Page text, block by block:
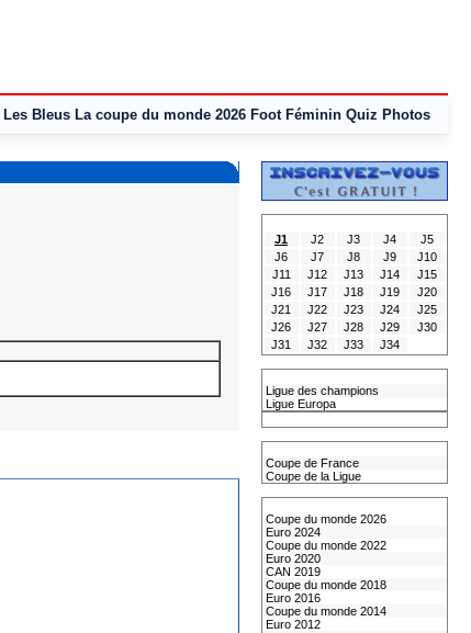
Les Bleus La coupe du monde 2026 Foot Féminin Quiz Photos
J1
J2 J3 J4
J5
J6
J7 J8 J9
J10
J11
J12 J13 J14
J15
J16
J17 J18 J19
J20
J21
J22 J23 J24
J25
J26
J27 J28 J29
J30
J31
J32 J33 J34
Ligue des champions
Ligue Europa
Coupe de France
Coupe de la Ligue
Coupe du monde 2026
Euro 2024
Coupe du monde 2022
Euro 2020
CAN 2019
Coupe du monde 2018
Euro 2016
Coupe du monde 2014
Euro 2012